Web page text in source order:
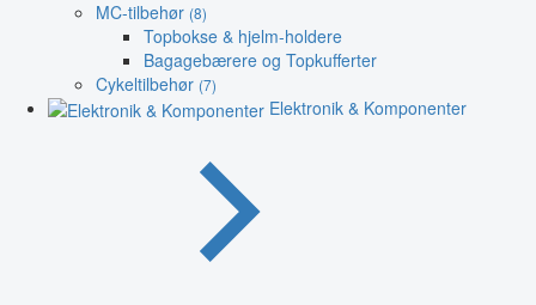
MC-tilbehør (8)
Topbokse & hjelm-holdere
Bagagebærere og Topkufferter
Cykeltilbehør (7)
Elektronik & Komponenter